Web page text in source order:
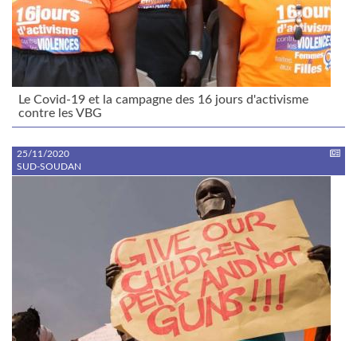
Le Covid-19 et la campagne des 16 jours d'activisme
contre les VBG
25/11/2020
SUD-SOUDAN